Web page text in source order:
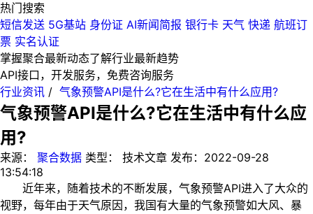
热门搜索
短信发送 5G基站 身份证 AI新闻简报 银行卡 天气 快递 航班订
票 实名认证
掌握聚合最新动态了解行业最新趋势
API接口，开发服务，免费咨询服务
行业资讯 / 气象预警API是什么?它在生活中有什么应用?
气象预警API是什么?它在生活中有什么应
用?
来源： 聚合数据 类型： 技术文章 发布： 2022-09-28
13:54:18
近年来，随着技术的不断发展，气象预警API进入了大众的
视野，每年由于天气原因，我国有大量的气象预警如大风、暴